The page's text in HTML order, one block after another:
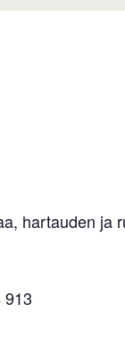
hartauden ja
913